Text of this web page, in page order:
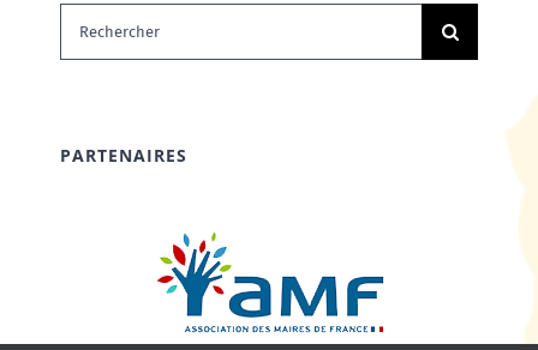
Rechercher:
PARTENAIRES